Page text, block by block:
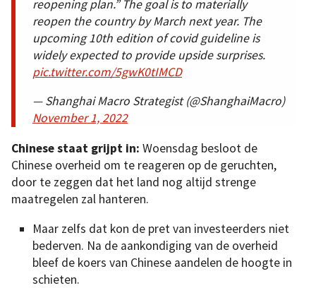
reopening plan.” The goal is to materially
reopen the country by March next year. The
upcoming 10th edition of covid guideline is
widely expected to provide upside surprises.
pic.twitter.com/5gwK0tIMCD
— Shanghai Macro Strategist (@ShanghaiMacro)
November 1, 2022
Chinese staat grijpt in: Woensdag besloot de
Chinese overheid om te reageren op de geruchten,
door te zeggen dat het land nog altijd strenge
maatregelen zal hanteren.
Maar zelfs dat kon de pret van investeerders niet
bederven. Na de aankondiging van de overheid
bleef de koers van Chinese aandelen de hoogte in
schieten.